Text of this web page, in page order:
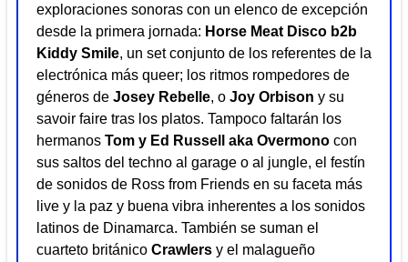
exploraciones sonoras con un elenco de excepción
desde la primera jornada: Horse Meat Disco b2b
Kiddy Smile, un set conjunto de los referentes de la
electrónica más queer; los ritmos rompedores de
géneros de Josey Rebelle, o Joy Orbison y su
savoir faire tras los platos. Tampoco faltarán los
hermanos Tom y Ed Russell aka Overmono con
sus saltos del techno al garage o al jungle, el festín
de sonidos de Ross from Friends en su faceta más
live y la paz y buena vibra inherentes a los sonidos
latinos de Dinamarca. También se suman el
cuarteto británico Crawlers y el malagueño